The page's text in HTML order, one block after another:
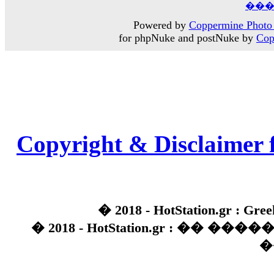
Powered by Coppermine
for phpNuke and postNuke by
Copyright & Disclaimer
� 2018 - HotStation.gr :
� 2018 - HotStation.gr : ��